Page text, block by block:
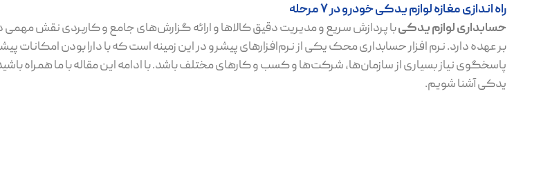
راه اندازی مغازه لوازم یدکی خودرو در 7 مرحله
حسابداری لوازم یدکیبا پردازش سریع و مدیریت دقیق کالاها و ارائه گزارش‌های جامع و کاربردی نقش
بر عهده دارد. نرم‌ افزار حسابداری محک یکی از نرم‌افزارهای پیشرو در این زمینه است که با دارا بودن امکانات
پاسخگوی نیاز بسیاری از سازمان‌ها، شرکت‌ها و کسب و کارهای مختلف باشد. با ادامه این مقاله با ما همراه باشید
یدکی آشنا شویم.